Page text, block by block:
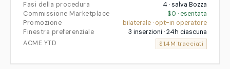
Fasi della procedura
4 · salva Bozza
Commissione Marketplace
$0 · esentata
Promozione
bilaterale · opt-in operatore
Finestra preferenziale
3 inserzioni · 24h ciascuna
ACME YTD
$1,4M tracciati